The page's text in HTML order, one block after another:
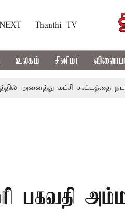
Thanthi TV
உலகம் சினிமா
கட்சி கூட்டத்தை
பகவதி